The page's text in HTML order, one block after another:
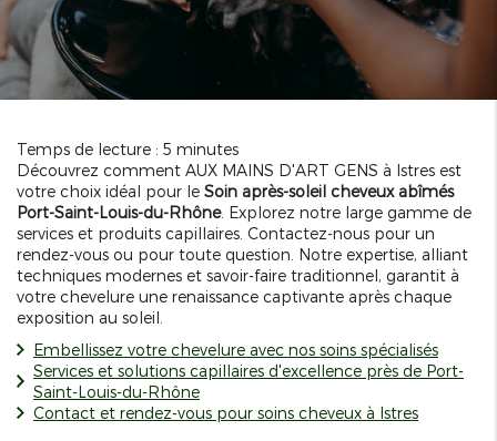
Temps de lecture : 5 minutes
Découvrez comment AUX MAINS D'ART GENS à Istres est
votre choix idéal pour le Soin après-soleil cheveux abîmés
Port-Saint-Louis-du-Rhône. Explorez notre large gamme de
services et produits capillaires. Contactez-nous pour un
rendez-vous ou pour toute question. Notre expertise, alliant
techniques modernes et savoir-faire traditionnel, garantit à
votre chevelure une renaissance captivante après chaque
exposition au soleil.
Embellissez votre chevelure avec nos soins spécialisés
Services et solutions capillaires d'excellence près de Port-
Saint-Louis-du-Rhône
Contact et rendez-vous pour soins cheveux à Istres